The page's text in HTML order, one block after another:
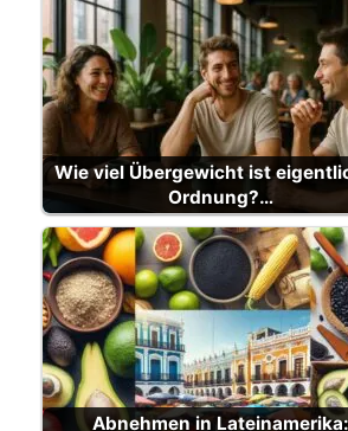
Wie viel Übergewicht ist
Ordnung?…
Abnehmen in Lateinamerika: